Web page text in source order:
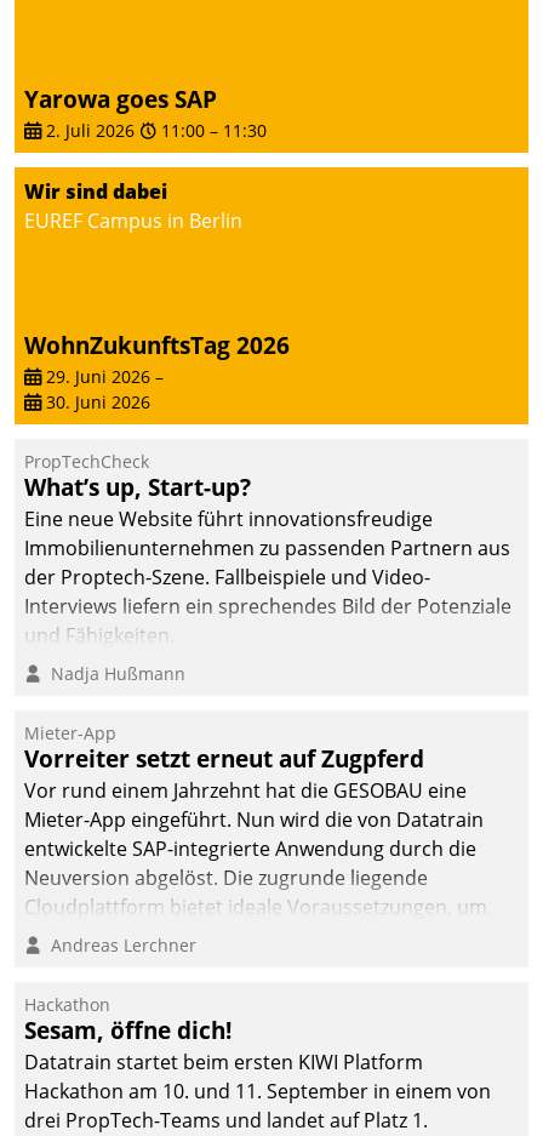
zielgerichtete
Mieterbefragungen – eine
starke Grundlage für
intelligente,
datengestützte
Entscheidungen.
Yarowa goes SAP
2. Juli 2026 11:00 – 11:30
Wir sind dabei
EUREF Campus in Berlin
WohnZukunftsTag 2026
29. Juni 2026 –
30. Juni 2026
PropTechCheck
What’s up, Start-up?
Eine neue Website führt innovationsfreudige
Immobilienunternehmen zu passenden Partnern aus
der Proptech-Szene. Fallbeispiele und Video-
Interviews liefern ein sprechendes Bild der Potenziale
und Fähigkeiten.
Nadja Hußmann
Mieter-App
Vorreiter setzt erneut auf Zugpferd
Vor rund einem Jahrzehnt hat die GESOBAU eine
Mieter-App eingeführt. Nun wird die von Datatrain
entwickelte SAP-integrierte Anwendung durch die
Neuversion abgelöst. Die zugrunde liegende
Cloudplattform bietet ideale Voraussetzungen, um
die Funktionalität der App zu erweitern und weitere
integrieren.
Andreas Lerchner
Hackathon
Sesam, öffne dich!
Datatrain startet beim ersten KIWI Platform
Hackathon am 10. und 11. September in einem von
drei PropTech-Teams und landet auf Platz 1.